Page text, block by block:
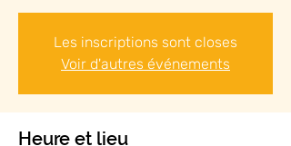
Les inscriptions sont closes
Voir d'autres événements
Heure et lieu